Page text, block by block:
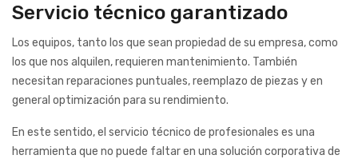
Servicio técnico garantizado
Los equipos, tanto los que sean propiedad de su empresa, como
los que nos alquilen, requieren mantenimiento. También
necesitan reparaciones puntuales, reemplazo de piezas y en
general optimización para su rendimiento.
En este sentido, el servicio técnico de profesionales es una
herramienta que no puede faltar en una solución corporativa de